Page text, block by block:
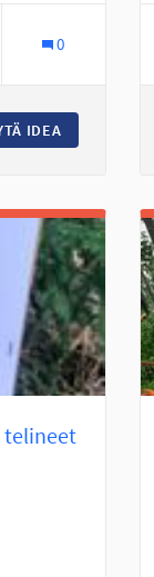
NUORISOLLE
0
IDEA
telineet